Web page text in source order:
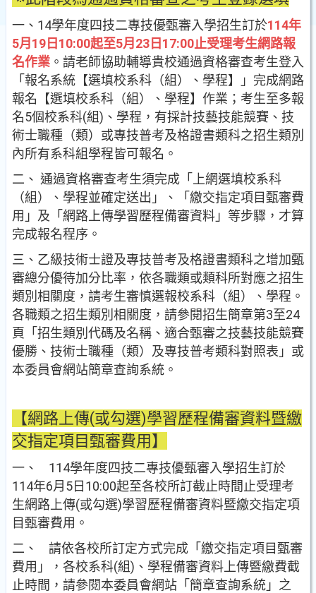
一、14學年度四技二專技優甄審入學招生訂於114年
5月19日10:00起至5月23日17:00止受理考生網路報
名作業 。請老師協助輔導貴校通過資格審查考生登入
「報名系統【選填校系科（組）、學程】」完成網路
報名【選填校系科（組）、學程】作業；考生至多報
名5個校系科(組)、學程，有採計技藝技能競賽、技
術士職種（類）或專技普考及格證書類科之招生類別
內所有系科組學程皆可報名。
二、 通過資格審查考生須完成「上網選填校系科
（組）、學程並確定送出」、「繳交指定項目甄審費
用」及「網路上傳學習歷程備審資料」等步驟，才算
完成報名程序。
三、乙級技術士證及專技普考及格證書類科之增加甄
審總分優待加分比率，依各職類或類科所對應之招生
類別相關度，請考生審慎選報校系科（組）、學程。
各職類之招生類別相關度，請參閱招生簡章第3至24
頁「招生類別代碼及名稱、適合甄審之技藝技能競賽
優勝、技術士職種（類）及專技普考類科對照表」或
本委員會網站簡章查詢系統。
【網路上傳(或勾選)學習歷程備審資料暨繳
交指定項目甄審費用】
一、 114學年度四技二專技優甄審入學招生訂於
114年6月5日10:00起至各校所訂截止時間止受理考
生網路上傳(或勾選)學習歷程備審資料暨繳交指定項
目甄審費用。
二、 請依各校所訂定方式完成「繳交指定項目甄審
費用」，各校系科(組)、學程備審資料上傳暨繳費截
止時間，請參閱本委員會網站「簡章查詢系統」之